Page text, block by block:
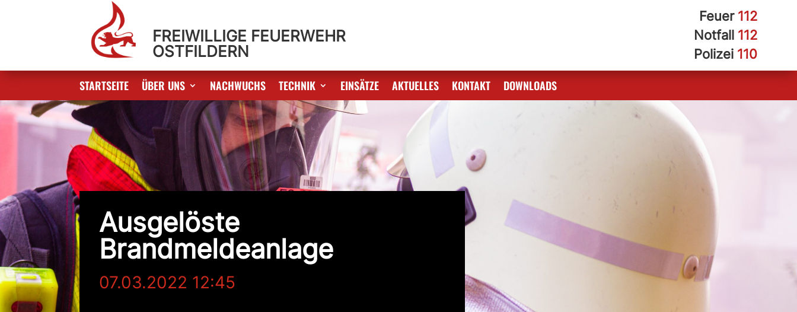
FREIWILLIGE FEUERWEHR
OSTFILDERN
Feuer 112
Notfall 112
Polizei 110
STARTSEITE ÜBER UNS NACHWUCHS TECHNIK EINSÄTZE AKTUELLES KONTAKT DOWNLOADS
Ausgelöste
Brandmeldeanlage
07.03.2022 12:45